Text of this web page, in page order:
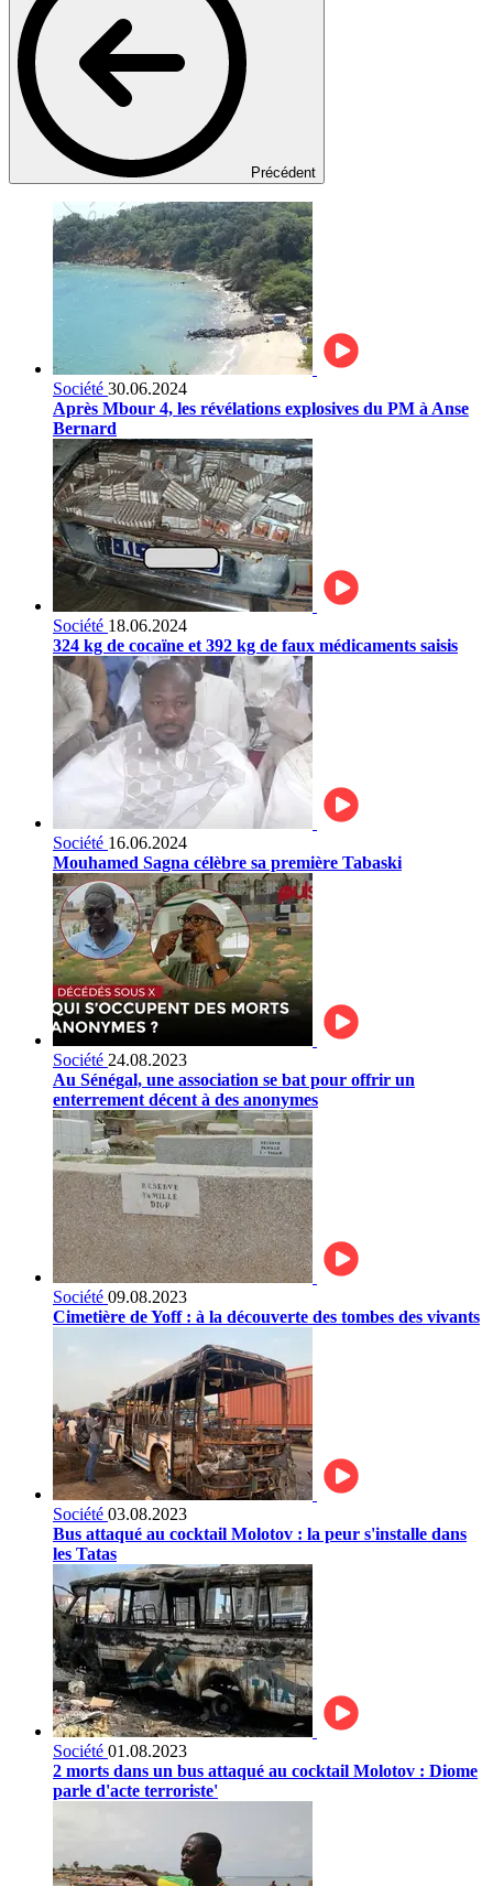
Précédent
Société 30.06.2024
Après Mbour 4, les révélations explosives du PM à Anse
Bernard
Société 18.06.2024
324 kg de cocaïne et 392 kg de faux médicaments saisis
Société 16.06.2024
Mouhamed Sagna célèbre sa première Tabaski
Société 24.08.2023
Au Sénégal, une association se bat pour offrir un
enterrement décent à des anonymes
Société 09.08.2023
Cimetière de Yoff : à la découverte des tombes des vivants
Société 03.08.2023
Bus attaqué au cocktail Molotov : la peur s'installe dans
les Tatas
Société 01.08.2023
2 morts dans un bus attaqué au cocktail Molotov : Diome
parle d'acte terroriste'